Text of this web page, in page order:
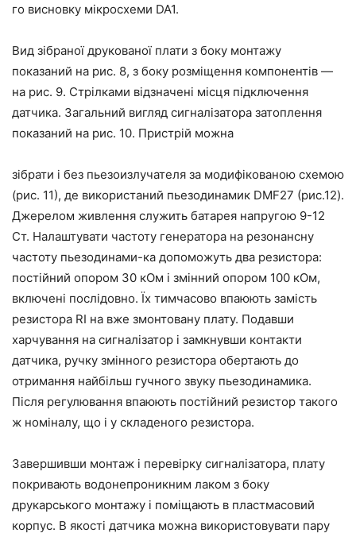
го висновку мікросхеми DA1.
Вид зібраної друкованої плати з боку монтажу
показаний на рис. 8, з боку розміщення компонентів —
на рис. 9. Стрілками відзначені місця підключення
датчика. Загальний вигляд сигналізатора затоплення
показаний на рис. 10. Пристрій можна
зібрати і без пьезоизлучателя за модифікованою схемою
(рис. 11), де використаний пьезодинамик DMF27 (рис.12).
Джерелом живлення служить батарея напругою 9-12
Ст. Налаштувати частоту генератора на резонансну
частоту пьезодинами-ка допоможуть два резистора:
постійний опором 30 кОм і змінний опором 100 кОм,
включені послідовно. Їх тимчасово впаюють замість
резистора RI на вже змонтовану плату. Подавши
харчування на сигналізатор і замкнувши контакти
датчика, ручку змінного резистора обертають до
отримання найбільш гучного звуку пьезодинамика.
Після регулювання впаюють постійний резистор такого
ж номіналу, що і у складеного резистора.
Завершивши монтаж і перевірку сигналізатора, плату
покривають водонепроникним лаком з боку
друкарського монтажу і поміщають в пластмасовий
корпус. В якості датчика можна використовувати пару